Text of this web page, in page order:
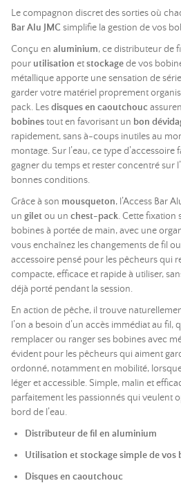
Le compagnon discret des sorties où
Bar Alu JMC simplifie la gestion de vos
Conçu en aluminium, ce distributeur de
pour utilisation etstockagede vos
métallique apporte une sensation de
garder votre matériel proprement
pack. Lesdisques en caoutchouc
bobinestout en favorisant un bon
rapidement, sans à-coups inutiles au
montage. Sur l’eau, ce type
gagner du temps et rester concentré sur
bonnes conditions.
Grâce à son mousqueton, l’Access Bar
un giletou un chest-pack. Cette fixation
bobines à portée de main, avec une
vous enchaînez les changements de fil
accessoire pensé pour les pêcheurs qui
compacte, efficace et rapide à utiliser,
déjà porté pendant la session.
En action de pêche, il trouve
l’on a besoin d’un accès immédiat au
remplacer ou ranger ses bobines avec
évident pour les pêcheurs qui aiment
ordonné, notamment en mobilité,
léger et accessible. Simple, malin et
parfaitement les passionnés qui veulent
bord de l’eau.
Distributeur de fil en aluminium
Utilisation et stockage simple de vos
Disques en caoutchouc